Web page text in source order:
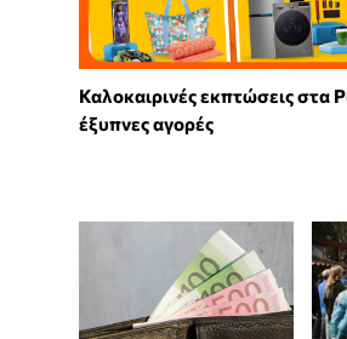
Καλοκαιρινές εκπτώσεις στα
έξυπνες αγορές